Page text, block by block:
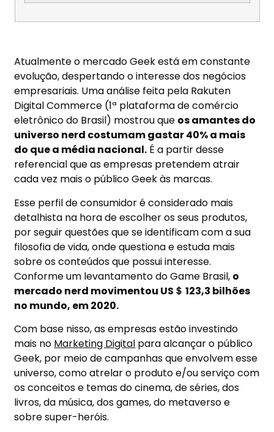
Atualmente o mercado Geek está em constante
evolução, despertando o interesse dos negócios
empresariais. Uma análise feita pela Rakuten
Digital Commerce (1ª plataforma de comércio
eletrônico do Brasil) mostrou que os amantes do
universo nerd costumam gastar 40% a mais
do que a média nacional. É a partir desse
referencial que as empresas pretendem atrair
cada vez mais o público Geek às marcas.
Esse perfil de consumidor é considerado mais
detalhista na hora de escolher os seus produtos,
por seguir questões que se identificam com a sua
filosofia de vida, onde questiona e estuda mais
sobre os conteúdos que possui interesse.
Conforme um levantamento do Game Brasil, o
mercado nerd movimentou US＄ 123,3 bilhões
no mundo, em 2020.
Com base nisso, as empresas estão investindo
mais no Marketing Digital para alcançar o público
Geek, por meio de campanhas que envolvem esse
universo, como atrelar o produto e/ou serviço com
os conceitos e temas do cinema, de séries, dos
livros, da música, dos games, do metaverso e
sobre super-heróis.